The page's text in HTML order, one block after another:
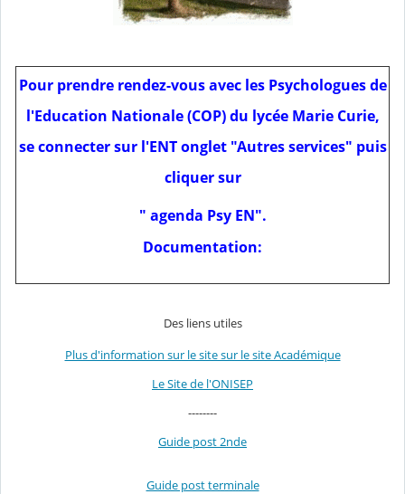
Pour prendre rendez-vous avec les Psychologues de
l'Education Nationale (COP) du lycée Marie Curie,
se connecter sur l'ENT onglet "Autres services" puis
cliquer sur
" agenda Psy EN".
Documentation:
Des liens utiles
Plus d'information sur le site sur le site Académique
Le Site de l'ONISEP
--------
Guide post 2nde
Guide post terminale